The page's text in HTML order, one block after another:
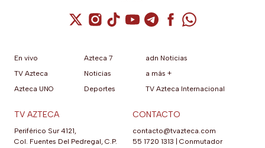
Cuenta de X / Twitter (se abre en una
Cuenta de Instagram (se abre en una
Cuenta de TikTok (se abre en
Cuenta de YouTube (se abre
Cuenta de Telegram (se
Cuenta de
Cuenta de
En vivo
TV Azteca
Azteca UNO
Azteca 7
Noticias
Deportes
adn Noticias
a más +
TV Azteca Internacional
TV AZTECA
Periférico Sur 4121,
Col. Fuentes Del Pedregal, C.P.
CONTACTO
contacto@tvazteca.com
55 1720 1313 | Conmutador